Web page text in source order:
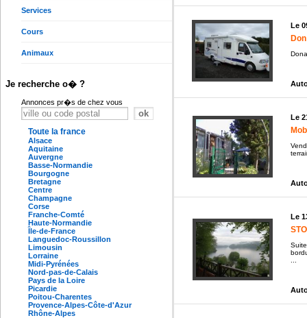
Services
Cours
Animaux
Je recherche o� ?
Annonces pr�s de chez vous
Toute la france
Alsace
Aquitaine
Auvergne
Basse-Normandie
Bourgogne
Bretagne
Centre
Champagne
Corse
Franche-Comté
Haute-Normandie
Île-de-France
Languedoc-Roussillon
Limousin
Lorraine
Midi-Pyrénées
Nord-pas-de-Calais
Pays de la Loire
Picardie
Poitou-Charentes
Provence-Alpes-Côte-d'Azur
Rhône-Alpes
Le
Le
Le